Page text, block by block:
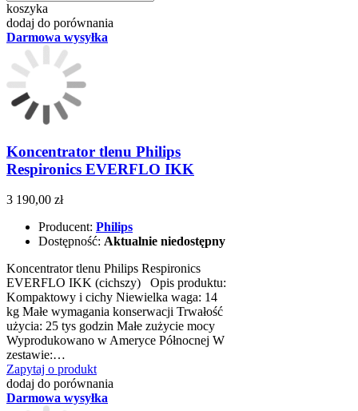
koszyka
dodaj do porównania
Darmowa wysyłka
Koncentrator tlenu Philips
Respironics EVERFLO IKK
3 190,00 zł
Producent: Philips
Dostępność: Aktualnie niedostępny
Koncentrator tlenu Philips Respironics
EVERFLO IKK (cichszy) Opis produktu:
Kompaktowy i cichy Niewielka waga: 14
kg Małe wymagania konserwacji Trwałość
użycia: 25 tys godzin Małe zużycie mocy
Wyprodukowano w Ameryce Północnej W
zestawie:…
Zapytaj o produkt
dodaj do porównania
Darmowa wysyłka